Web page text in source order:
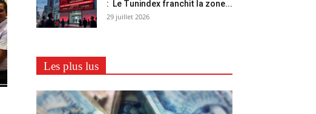
: Le Tunindex franchit la zone...
29 juillet 2026
Les plus lus